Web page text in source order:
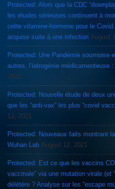
Protected: Alors que la CDC
les études sérieuses continuent à
cette vitamine-hormone pour le
acquise suite à une infection August
Protected: Une Pandémie sournoise
autres, l’iatrogénie médicamenteuse
2021
Protected: Nouvelle étude de deux
que les “anti-vax” les plus “covid
12, 2021
Protected: Nouveaux faits montrant
Wuhan Lab August 12, 2021
Protected: Est ce que les vaccins
vaccinale” via une mutation virale (et
délétère ? Analyse sur les “escape